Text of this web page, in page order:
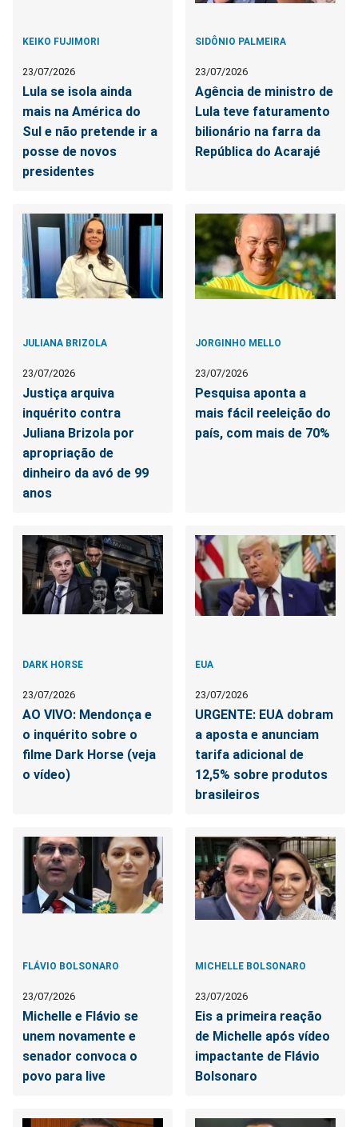
KEIKO FUJIMORI
23/07/2026
Lula se isola ainda
mais na América do
Sul e não pretende ir a
posse de novos
presidentes
SIDÔNIO PALMEIRA
23/07/2026
Agência de ministro de
Lula teve faturamento
bilionário na farra da
República do Acarajé
JULIANA BRIZOLA
23/07/2026
Justiça arquiva
inquérito contra
Juliana Brizola por
apropriação de
dinheiro da avó de 99
anos
JORGINHO MELLO
23/07/2026
Pesquisa aponta a
mais fácil reeleição do
país, com mais de 70%
DARK HORSE
23/07/2026
AO VIVO: Mendonça e
o inquérito sobre o
filme Dark Horse (veja
o vídeo)
EUA
23/07/2026
URGENTE: EUA dobram
a aposta e anunciam
tarifa adicional de
12,5% sobre produtos
brasileiros
FLÁVIO BOLSONARO
23/07/2026
Michelle e Flávio se
unem novamente e
senador convoca o
povo para live
MICHELLE BOLSONARO
23/07/2026
Eis a primeira reação
de Michelle após vídeo
impactante de Flávio
Bolsonaro